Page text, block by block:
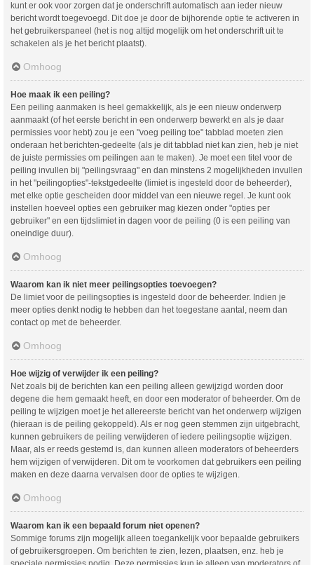
kunt er ook voor zorgen dat je onderschrift automatisch aan ieder nieuw
bericht wordt toegevoegd. Dit doe je door de bijhorende optie te activeren in
het gebruikerspaneel (het is nog altijd mogelijk om het onderschrift uit te
schakelen als je het bericht plaatst).
Omhoog
Hoe maak ik een peiling?
Een peiling aanmaken is heel gemakkelijk, als je een nieuw onderwerp
aanmaakt (of het eerste bericht in een onderwerp bewerkt en als je daar
permissies voor hebt) zou je een "voeg peiling toe" tabblad moeten zien
onderaan het berichten-gedeelte (als je dit tabblad niet kan zien, heb je niet
de juiste permissies om peilingen aan te maken). Je moet een titel voor de
peiling invullen bij "peilingsvraag" en dan minstens 2 mogelijkheden invullen
in het "peilingopties"-tekstgedeelte (limiet is ingesteld door de beheerder),
met elke optie gescheiden door middel van een nieuwe regel. Je kunt ook
instellen hoeveel opties een gebruiker mag kiezen onder "opties per
gebruiker" en een tijdslimiet in dagen voor de peiling (0 is een peiling van
oneindige duur).
Omhoog
Waarom kan ik niet meer peilingsopties toevoegen?
De limiet voor de peilingsopties is ingesteld door de beheerder. Indien je
meer opties denkt nodig te hebben dan het toegestane aantal, neem dan
contact op met de beheerder.
Omhoog
Hoe wijzig of verwijder ik een peiling?
Net zoals bij de berichten kan een peiling alleen gewijzigd worden door
degene die hem gemaakt heeft, en door een moderator of beheerder. Om de
peiling te wijzigen moet je het allereerste bericht van het onderwerp wijzigen
(hieraan is de peiling gekoppeld). Als er nog geen stemmen zijn uitgebracht,
kunnen gebruikers de peiling verwijderen of iedere peilingsoptie wijzigen.
Maar, als er reeds gestemd is, dan kunnen alleen moderators of beheerders
hem wijzigen of verwijderen. Dit om te voorkomen dat gebruikers een peiling
maken en deze daarna vervalsen door de opties te wijzigen.
Omhoog
Waarom kan ik een bepaald forum niet openen?
Sommige forums zijn mogelijk alleen toegankelijk voor bepaalde gebruikers
of gebruikersgroepen. Om berichten te zien, lezen, plaatsen, enz. heb je